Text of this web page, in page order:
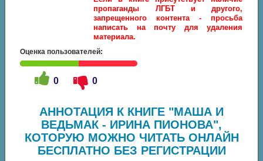
пропаганды ЛГБТ и другого,
запрещенного контента - просьба
написать на почту для удаления
материала.
Оценка пользователей:
0 0
АННОТАЦИЯ К КНИГЕ "МАША И
ВЕДЬМАК - ИРИНА ПИОНОВА",
КОТОРУЮ МОЖНО ЧИТАТЬ ОНЛАЙН
БЕСПЛАТНО БЕЗ РЕГИСТРАЦИИ